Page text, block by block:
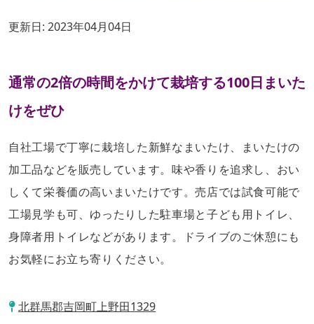
更新日: 2023年04月04日
通常の2倍の時間をかけて栽培する100日まいた
けをぜひ
自社工場で丁寧に栽培した新鮮なまいたけ、まいたけの
加工品などを販売しています。味や香りを追求し、おい
しくて栄養価の高いまいたけです。売店では試食可能で
工場見学も可、ゆったりした駐車場と子ども用トイレ、
身障者用トイレなどがあります。ドライブのご休憩にも
お気軽にお立ち寄りください。
北群馬郡吉岡町上野田1329